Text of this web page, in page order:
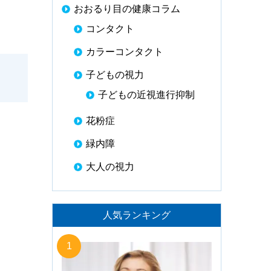
おおるり目の健康コラム
コンタクト
カラーコンタクト
子どもの視力
子どもの近視進行抑制
花粉症
緑内障
大人の視力
人気ランキング
1